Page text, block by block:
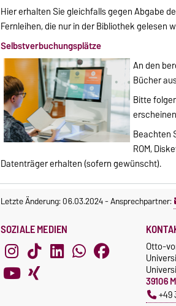
Hier erhalten Sie gleichfalls gegen Abgabe
Fernleihen, die nur in der Bibliothek gelesen
Selbstverbuchungsplätze
An den
Bücher
Bitte
Beachten
ROM,
Datenträger erhalten (sofern gewünscht).
Letzte Änderung: 06.03.2024-Ansprechpartner:
SOZIALE MEDIEN
Otto-
39106
+49